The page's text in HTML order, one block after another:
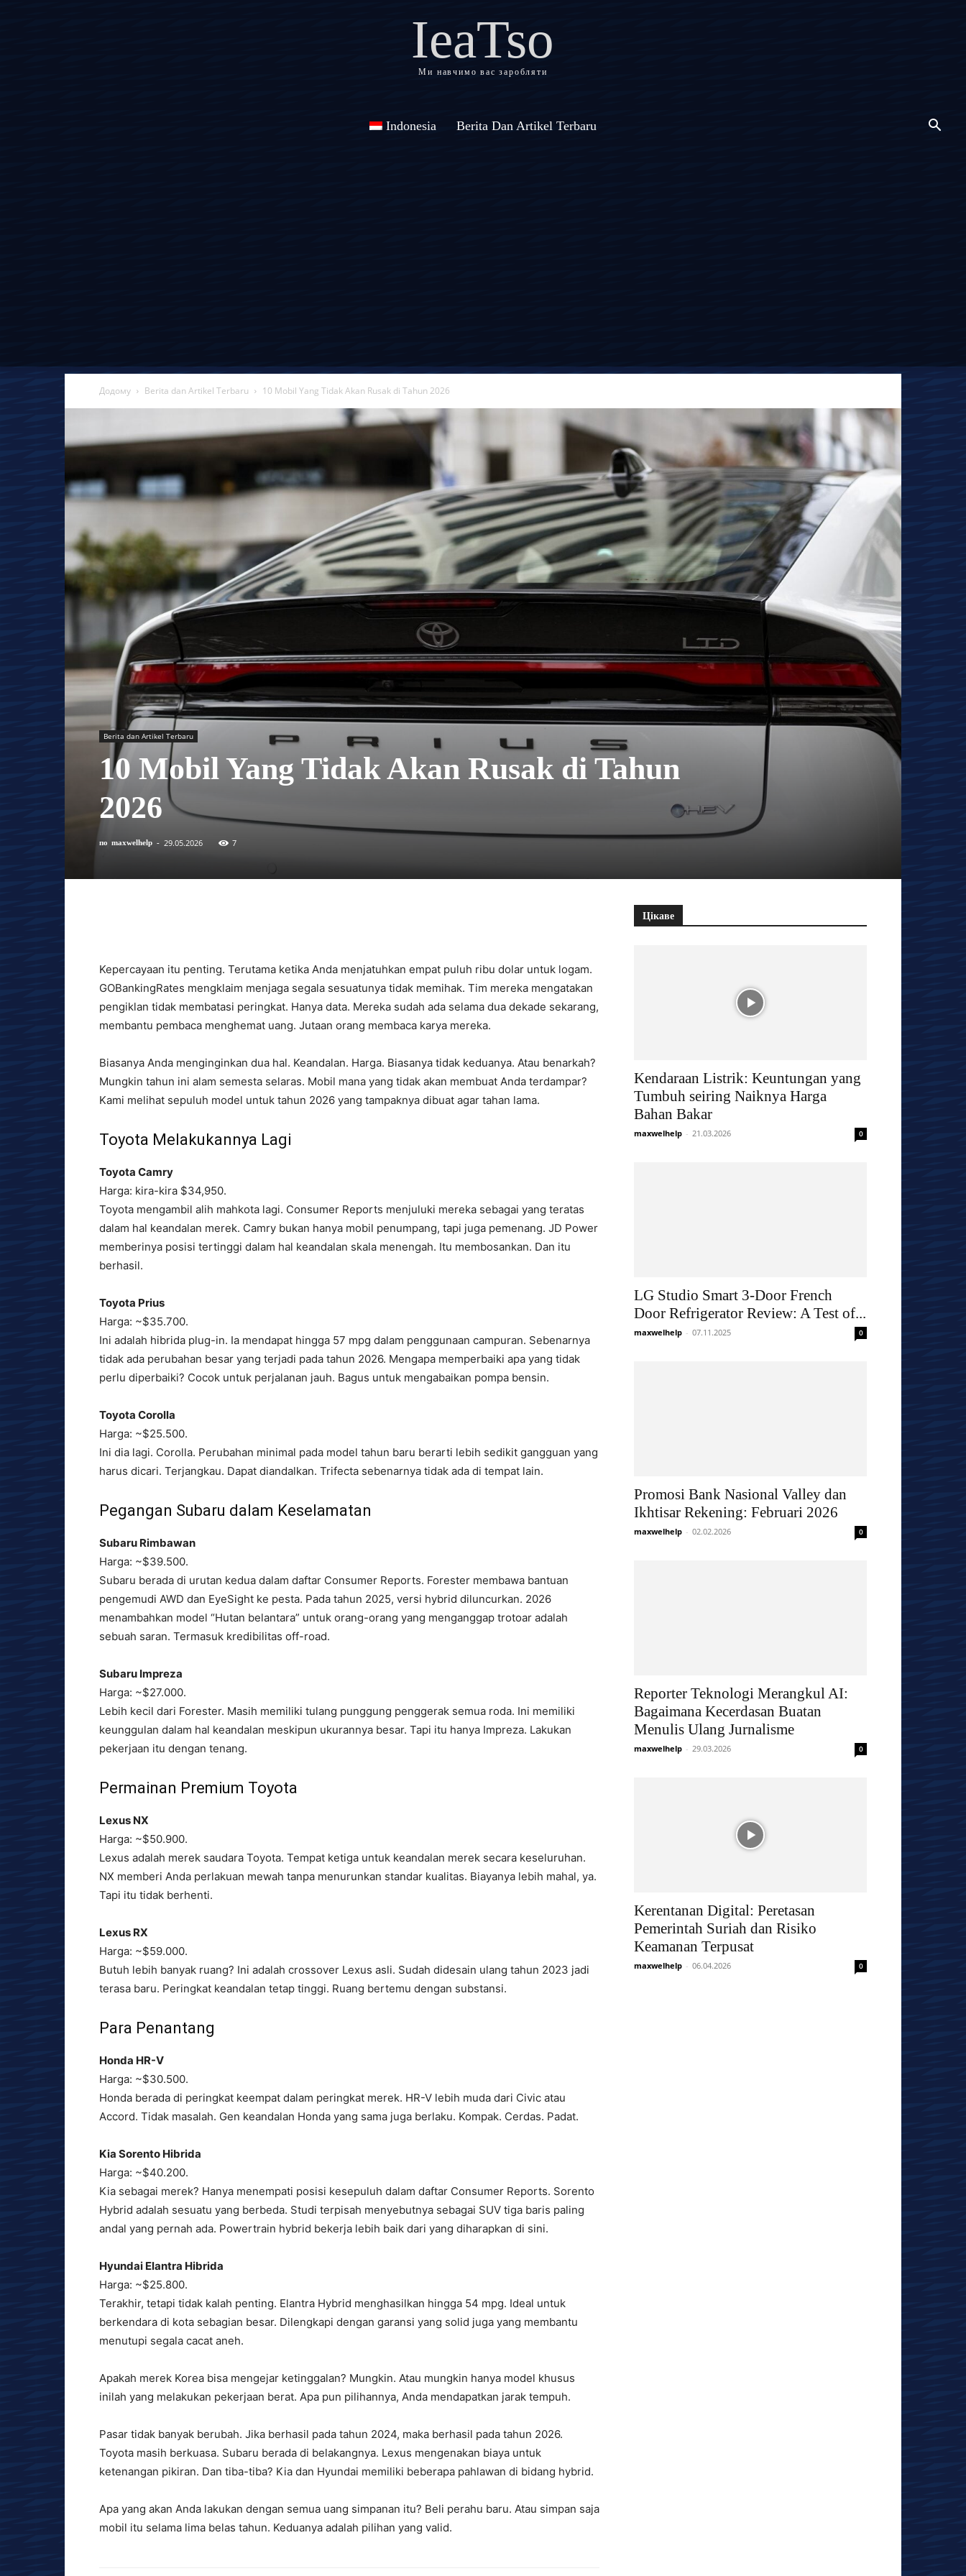
IeaTso
Ми навчимо вас заробляти
Indonesia Berita Dan Artikel Terbaru
Додому Berita dan Artikel Terbaru 10 Mobil Yang Tidak Akan Rusak di Tahun 2026
Berita dan Artikel Terbaru
10 Mobil Yang Tidak Akan Rusak di Tahun
2026
по maxwelhelp - 29.05.2026 7
Kepercayaan itu penting. Terutama ketika Anda menjatuhkan empat puluh ribu dolar untuk logam.
GOBankingRates mengklaim menjaga segala sesuatunya tidak memihak. Tim mereka mengatakan
pengiklan tidak membatasi peringkat. Hanya data. Mereka sudah ada selama dua dekade sekarang,
membantu pembaca menghemat uang. Jutaan orang membaca karya mereka.
Biasanya Anda menginginkan dua hal. Keandalan. Harga. Biasanya tidak keduanya. Atau benarkah?
Mungkin tahun ini alam semesta selaras. Mobil mana yang tidak akan membuat Anda terdampar?
Kami melihat sepuluh model untuk tahun 2026 yang tampaknya dibuat agar tahan lama.
Toyota Melakukannya Lagi
Toyota Camry
Harga: kira-kira $34,950.
Toyota mengambil alih mahkota lagi. Consumer Reports menjuluki mereka sebagai yang teratas
dalam hal keandalan merek. Camry bukan hanya mobil penumpang, tapi juga pemenang. JD Power
memberinya posisi tertinggi dalam hal keandalan skala menengah. Itu membosankan. Dan itu
berhasil.
Toyota Prius
Harga: ~$35.700.
Ini adalah hibrida plug-in. Ia mendapat hingga 57 mpg dalam penggunaan campuran. Sebenarnya
tidak ada perubahan besar yang terjadi pada tahun 2026. Mengapa memperbaiki apa yang tidak
perlu diperbaiki? Cocok untuk perjalanan jauh. Bagus untuk mengabaikan pompa bensin.
Toyota Corolla
Harga: ~$25.500.
Ini dia lagi. Corolla. Perubahan minimal pada model tahun baru berarti lebih sedikit gangguan yang
harus dicari. Terjangkau. Dapat diandalkan. Trifecta sebenarnya tidak ada di tempat lain.
Pegangan Subaru dalam Keselamatan
Subaru Rimbawan
Harga: ~$39.500.
Subaru berada di urutan kedua dalam daftar Consumer Reports. Forester membawa bantuan
pengemudi AWD dan EyeSight ke pesta. Pada tahun 2025, versi hybrid diluncurkan. 2026
menambahkan model “Hutan belantara” untuk orang-orang yang menganggap trotoar adalah
sebuah saran. Termasuk kredibilitas off-road.
Subaru Impreza
Harga: ~$27.000.
Lebih kecil dari Forester. Masih memiliki tulang punggung penggerak semua roda. Ini memiliki
keunggulan dalam hal keandalan meskipun ukurannya besar. Tapi itu hanya Impreza. Lakukan
pekerjaan itu dengan tenang.
Permainan Premium Toyota
Lexus NX
Harga: ~$50.900.
Lexus adalah merek saudara Toyota. Tempat ketiga untuk keandalan merek secara keseluruhan.
NX memberi Anda perlakuan mewah tanpa menurunkan standar kualitas. Biayanya lebih mahal, ya.
Tapi itu tidak berhenti.
Lexus RX
Harga: ~$59.000.
Butuh lebih banyak ruang? Ini adalah crossover Lexus asli. Sudah didesain ulang tahun 2023 jadi
terasa baru. Peringkat keandalan tetap tinggi. Ruang bertemu dengan substansi.
Para Penantang
Honda HR-V
Harga: ~$30.500.
Honda berada di peringkat keempat dalam peringkat merek. HR-V lebih muda dari Civic atau
Accord. Tidak masalah. Gen keandalan Honda yang sama juga berlaku. Kompak. Cerdas. Padat.
Kia Sorento Hibrida
Harga: ~$40.200.
Kia sebagai merek? Hanya menempati posisi kesepuluh dalam daftar Consumer Reports. Sorento
Hybrid adalah sesuatu yang berbeda. Studi terpisah menyebutnya sebagai SUV tiga baris paling
andal yang pernah ada. Powertrain hybrid bekerja lebih baik dari yang diharapkan di sini.
Hyundai Elantra Hibrida
Harga: ~$25.800.
Terakhir, tetapi tidak kalah penting. Elantra Hybrid menghasilkan hingga 54 mpg. Ideal untuk
berkendara di kota sebagian besar. Dilengkapi dengan garansi yang solid juga yang membantu
menutupi segala cacat aneh.
Apakah merek Korea bisa mengejar ketinggalan? Mungkin. Atau mungkin hanya model khusus
inilah yang melakukan pekerjaan berat. Apa pun pilihannya, Anda mendapatkan jarak tempuh.
Pasar tidak banyak berubah. Jika berhasil pada tahun 2024, maka berhasil pada tahun 2026.
Toyota masih berkuasa. Subaru berada di belakangnya. Lexus mengenakan biaya untuk
ketenangan pikiran. Dan tiba-tiba? Kia dan Hyundai memiliki beberapa pahlawan di bidang hybrid.
Apa yang akan Anda lakukan dengan semua uang simpanan itu? Beli perahu baru. Atau simpan saja
mobil itu selama lima belas tahun. Keduanya adalah pilihan yang valid.
Цікаве
Kendaraan Listrik: Keuntungan yang
Tumbuh seiring Naiknya Harga
Bahan Bakar
maxwelhelp - 21.03.2026 0
LG Studio Smart 3-Door French
Door Refrigerator Review: A Test of...
maxwelhelp - 07.11.2025 0
Promosi Bank Nasional Valley dan
Ikhtisar Rekening: Februari 2026
maxwelhelp - 02.02.2026 0
Reporter Teknologi Merangkul AI:
Bagaimana Kecerdasan Buatan
Menulis Ulang Jurnalisme
maxwelhelp - 29.03.2026 0
Kerentanan Digital: Peretasan
Pemerintah Suriah dan Risiko
Keamanan Terpusat
maxwelhelp - 06.04.2026 0